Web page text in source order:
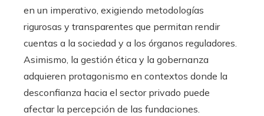
en un imperativo, exigiendo metodologías
rigurosas y transparentes que permitan rendir
cuentas a la sociedad y a los órganos reguladores.
Asimismo, la gestión ética y la gobernanza
adquieren protagonismo en contextos donde la
desconfianza hacia el sector privado puede
afectar la percepción de las fundaciones.